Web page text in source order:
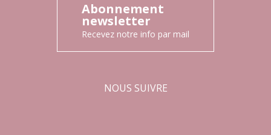
Abonnement
newsletter
Recevez notre info par mail
NOUS SUIVRE